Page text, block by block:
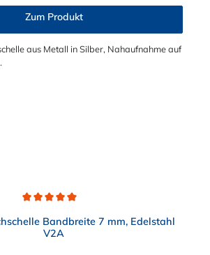
Zum Produkt
Bandbreite 7 mm, Edelstahl
V2A